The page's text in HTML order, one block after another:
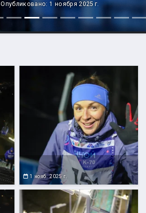
Опубликовано: 1 ноября 2025 г.
1 нояб. 2025 г.